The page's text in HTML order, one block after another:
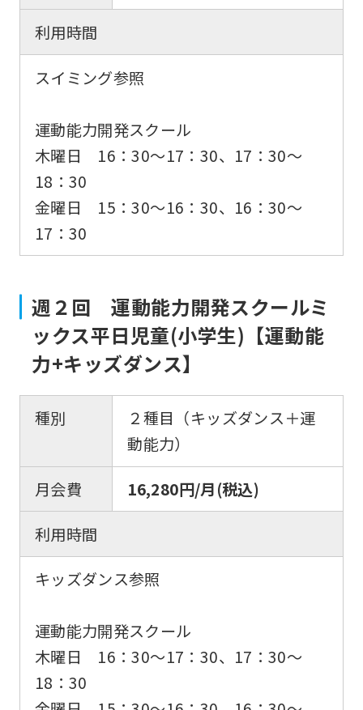
利用時間
スイミング参照
運動能力開発スクール
木曜日 16：30〜17：30、17：30～
18：30
金曜日 15：30〜16：30、16：30～
17：30
週２回 運動能力開発スクールミ
ックス平日児童(小学生)【運動能
力+キッズダンス】
種別
２種目（キッズダンス＋運
動能力）
月会費
16,280円/月(税込)
利用時間
キッズダンス参照
運動能力開発スクール
木曜日 16：30〜17：30、17：30～
18：30
Central
Sports
website
automatically
into
English.
Click
the
link
below
automatic
translation)
return
top
page.